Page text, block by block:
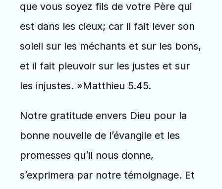
que vous soyez fils de votre Père qui
est dans les cieux; car il fait lever son
soleil sur les méchants et sur les bons,
et il fait pleuvoir sur les justes et sur
les injustes. »Matthieu 5.45.
Notre gratitude envers Dieu pour la
bonne nouvelle de l’évangile et les
promesses qu’il nous donne,
s’exprimera par notre témoignage. Et